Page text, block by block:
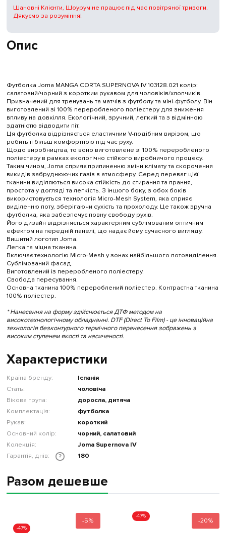
Опис
Футболка Joma MANGA CORTA SUPERNOVA IV 103128.021 колір:
салатовий/чорний з коротким рукавом для чоловіків/хлопчиків.
Призначений для тренувань та матчів з футболу та міні-футболу. Він
виготовлений зі 100% переробленого поліестеру для зниження
впливу на довкілля. Екологічний, зручний, легкий та з відмінною
здатністю відводити піт.
Ця футболка відрізняється еластичним V-подібним вирізом, що
робить її більш комфортною під час руху.
Щодо виробництва, то воно виготовлене зі 100% переробленого
поліестеру в рамках екологічно стійкого виробничого процесу.
Таким чином, Joma сприяє припиненню зміни клімату та скорочення
викидів забруднюючих газів в атмосферу. Серед переваг цієї
тканини виділяються висока стійкість до стирання та прання,
простота у догляді та легкість. З іншого боку, з обох боків
використовується технологія Micro-Mesh System, яка сприяє
виділенню поту, зберігаючи сухість та прохолоду. Це також зручна
футболка, яка забезпечує повну свободу рухів.
Його дизайн відрізняється характерним сублімованим оптичним
ефектом на передній панелі, що надає йому сучасного вигляду.
Вишитий логотип Joma.
Легка та міцна тканина.
Включає технологію Micro-Mesh у зонах найбільшого потовиділення.
Сублімований фасад.
Виготовлений із переробленого поліестеру.
Свобода пересування.
Основна тканина 100% перероблений поліестер. Контрастна тканина
100% поліестер.
* Нанесення на форму здійснюється ДТФ методом на
високотехнологічному обладнанні. DTF (Direct To Film) - це інноваційна
технологія безконтурного термічного перенесення зображень з
високим ступенем якості та насиченості.
Характеристики
Країна бренду:
Іспанія
Стать:
чоловіча
Вікова група:
доросла, дитяча
Комплектація:
футболка
Рукав:
короткий
Основний колір:
чорний, салатовий
Колекція:
Joma Supernova IV
Гарантія, днів:
? 180
Шановні Клієнти, Шоурум не працює під час повітряної тривоги.
Дякуємо за розуміння!
Разом дешевше
-5%
-47%
-20%
-47%